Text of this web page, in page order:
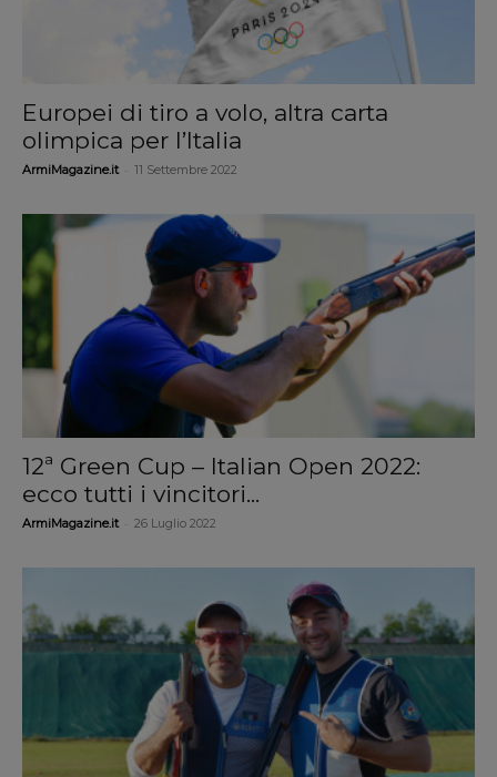
Europei di tiro a volo, altra carta
olimpica per l’Italia
ArmiMagazine.it 11 Settembre 2022
12ª Green Cup – Italian Open 2022:
ecco tutti i vincitori...
ArmiMagazine.it 26 Luglio 2022